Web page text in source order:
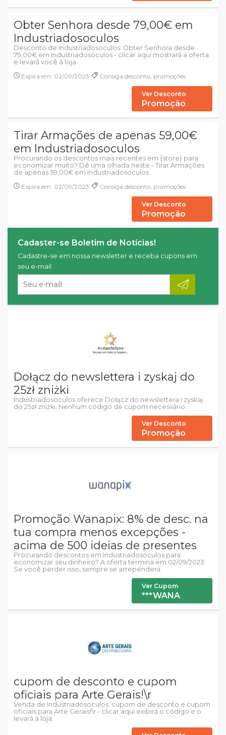
Obter Senhora desde 79,00€ em
Industriadosoculos
Desconto de Industriadosoculos: Obter Senhora desde
79,00€ em Industriadosoculos - clicar aqui mostrará a oferta
e levará você à loja
Expira em: 02/09/2023
Consiga desconto, promoções
Ver Desconto
Promoção
Tirar Armações de apenas 59,00€
em Industriadosoculos
Procurando os descontos mais recentes em {store} para
economizar muito? Dê uma olhada neste - Tirar Armações
de apenas 59,00€ em Industriadosoculos.
Expira em: 02/09/2023
Consiga desconto, promoções
Ver Desconto
Promoção
Cadaster-se Boletim de Notícias!
Cadastre-se em nossa newsletter e receba cupons em
seu e-mail.
Dołącz do newslettera i zyskaj do
25zł zniżki
Industriadosoculos oferece Dołącz do newslettera i zyskaj
do 25zł zniżki. Nenhum código de cupom necessário.
Ver Desconto
Promoção
Promoção Wanapix: 8% de desc. na
tua compra menos excepções -
acima de 500 ideias de presentes
Procurando descontos em Industriadosoculos para
economizar seu dinheiro? A oferta termina em 02/09/2023.
Se você perder isso, sempre se arrependerá.
Ver Cupom
***WANA
cupom de desconto e cupom
oficiais para Arte Gerais!\r
Venda de Industriadosoculos: cupom de desconto e cupom
oficiais para Arte Gerais!\r - clicar aqui exibirá o código e o
levará à loja.